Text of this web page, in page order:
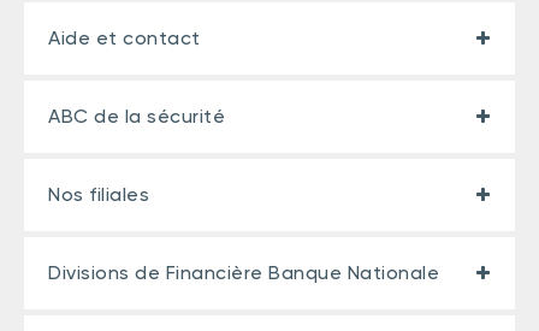
Aide et contact
ABC de la sécurité
Nos filiales
Divisions de Financière Banque Nationale